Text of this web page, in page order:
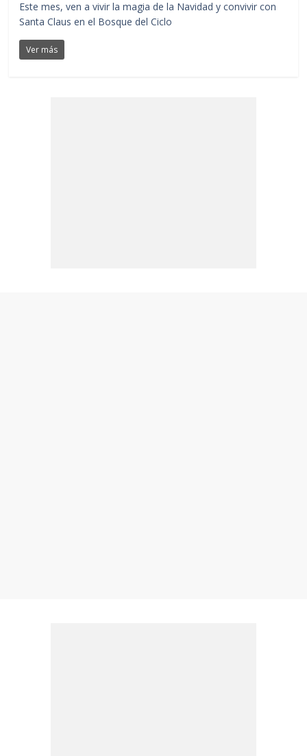
Este mes, ven a vivir la magia de la Navidad y convivir con
Santa Claus en el Bosque del Ciclo
Ver más